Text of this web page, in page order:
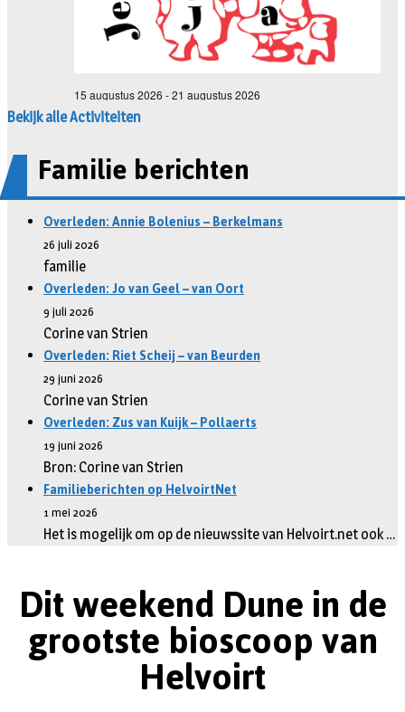
Bekijk alle Activiteiten
Familie berichten
Overleden: Annie Bolenius – Berkelmans
26 juli 2026
familie
Overleden: Jo van Geel – van Oort
9 juli 2026
Corine van Strien
Overleden: Riet Scheij – van Beurden
29 juni 2026
Corine van Strien
Overleden: Zus van Kuijk – Pollaerts
19 juni 2026
Bron: Corine van Strien
Familieberichten op HelvoirtNet
1 mei 2026
Het is mogelijk om op de nieuwssite van Helvoirt.net ook …
Dit weekend Dune in de
grootste bioscoop van
Helvoirt